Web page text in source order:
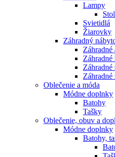
Lampy
Svietidlá
Žiarovky
Záhradný
Záhradné
Záhradné
Oblečenie a móda
Módne doplnky
Batohy
Tašky
Oblečenie, obuv a
Módne doplnky
Batohy,